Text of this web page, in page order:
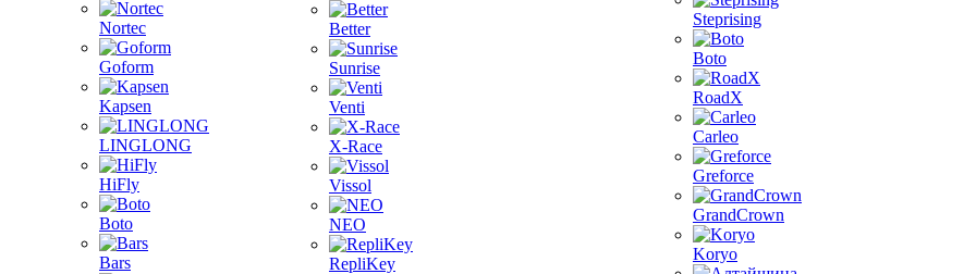
Nortec
Goform
Kapsen
LINGLONG
HiFly
Boto
Bars
Better
Sunrise
Venti
X-Race
Vissol
NEO
RepliKey
Steprising
Boto
RoadX
Carleo
Greforce
GrandCrown
Koryo